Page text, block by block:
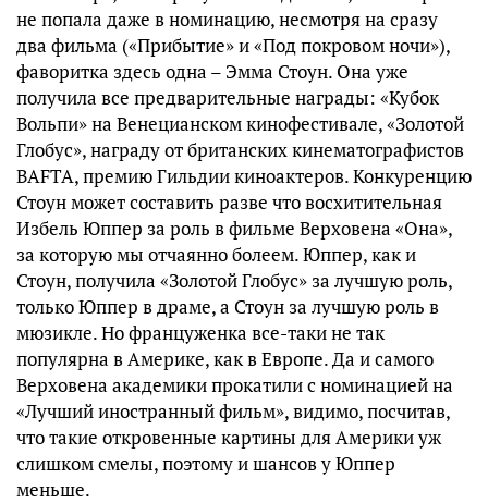
не попала даже в номинацию, несмотря на сразу
два фильма («Прибытие» и «Под покровом ночи»),
фаворитка здесь одна – Эмма Стоун. Она уже
получила все предварительные награды: «Кубок
Вольпи» на Венецианском кинофестивале, «Золотой
Глобус», награду от британских кинематографистов
BAFTA, премию Гильдии киноактеров. Конкуренцию
Стоун может составить разве что восхитительная
Избель Юппер за роль в фильме Верховена «Она»,
за которую мы отчаянно болеем. Юппер, как и
Стоун, получила «Золотой Глобус» за лучшую роль,
только Юппер в драме, а Стоун за лучшую роль в
мюзикле. Но француженка все-таки не так
популярна в Америке, как в Европе. Да и самого
Верховена академики прокатили с номинацией на
«Лучший иностранный фильм», видимо, посчитав,
что такие откровенные картины для Америки уж
слишком смелы, поэтому и шансов у Юппер
меньше.